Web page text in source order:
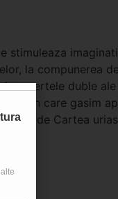
la compunerea
copertele duble
in care gasim
de Cartea